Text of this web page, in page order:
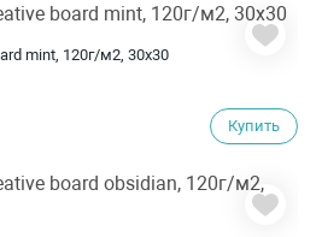
mint, 120г/м2, 30х30
Купить